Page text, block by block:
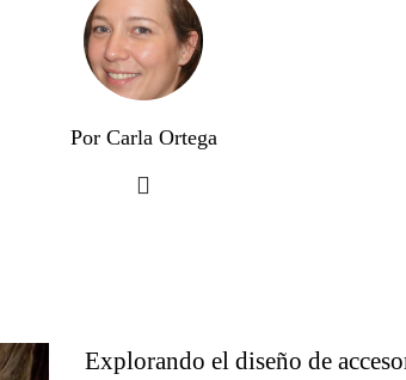
Por Carla Ortega
Explorando el diseño de